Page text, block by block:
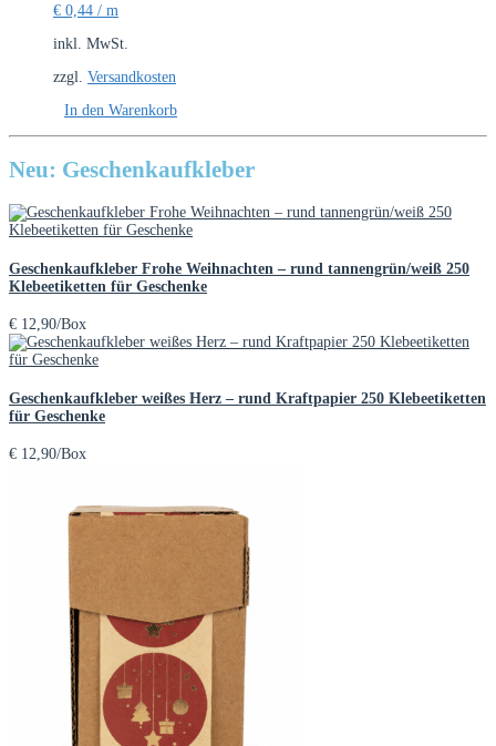
€ 0,44 / m
inkl. MwSt.
zzgl. Versandkosten
In den Warenkorb
Neu: Geschenkaufkleber
Geschenkaufkleber Frohe Weihnachten – rund tannengrün/weiß 250
Klebeetiketten für Geschenke
€ 12,90/Box
Geschenkaufkleber weißes Herz – rund Kraftpapier 250 Klebeetiketten
für Geschenke
€ 12,90/Box